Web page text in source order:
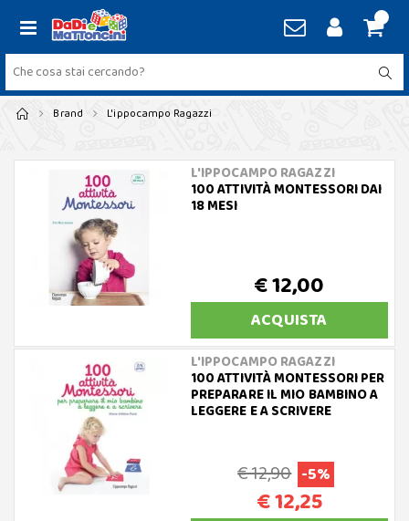
Brand L'ippocampo Ragazzi
L'IPPOCAMPO RAGAZZI
100 ATTIVITÀ MONTESSORI DAI
18 MESI
€ 12,00
ACQUISTA
L'IPPOCAMPO RAGAZZI
100 ATTIVITÀ MONTESSORI PER
PREPARARE IL MIO BAMBINO A
LEGGERE E A SCRIVERE
€ 12,90 -5%
€ 12,25